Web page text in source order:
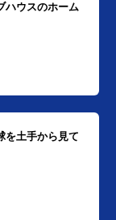
ハウスのホーム
を土手から見て